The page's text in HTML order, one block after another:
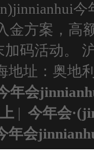
金方案，高
码活动。
地址：奥地
年会
| 今年会
年会